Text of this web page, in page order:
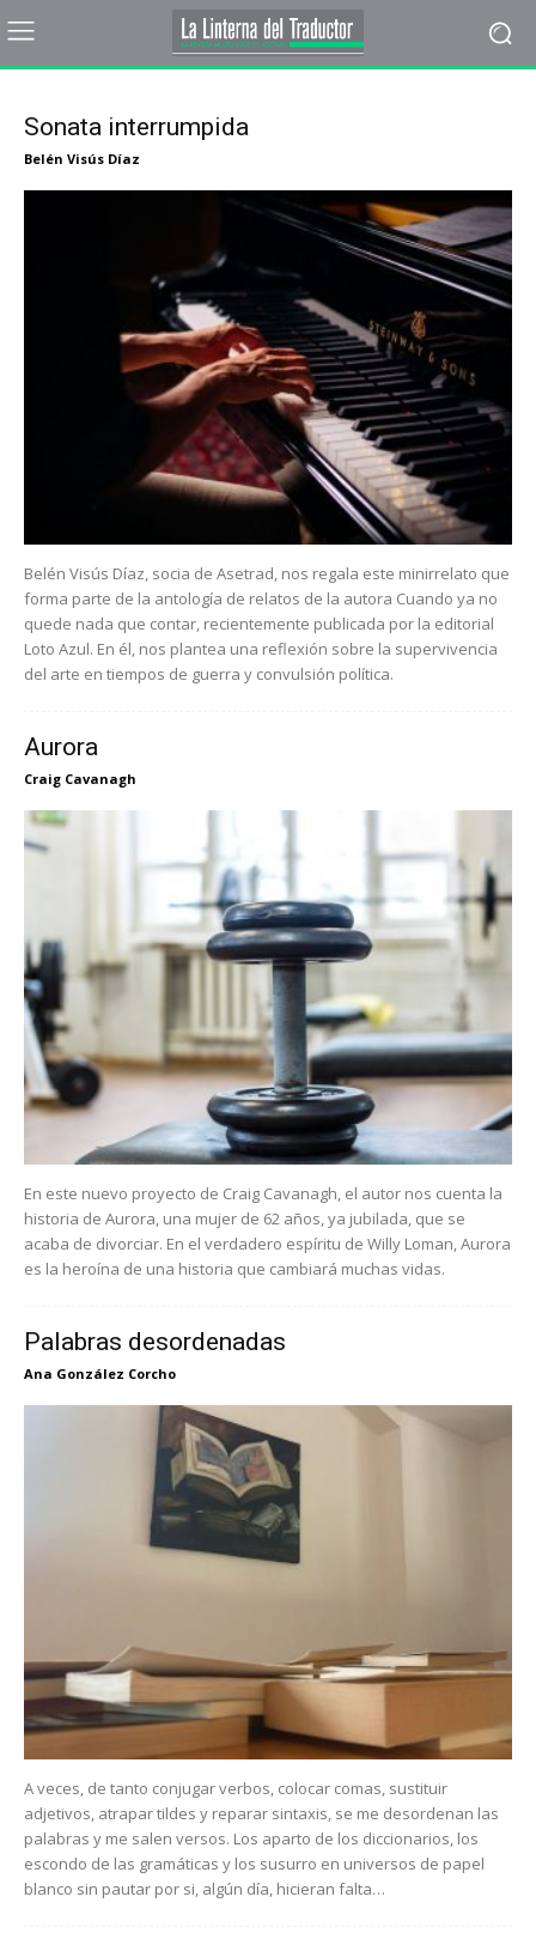
Sonata interrumpida
Belén Visús Díaz
Belén Visús Díaz, socia de Asetrad, nos regala este minirrelato que
forma parte de la antología de relatos de la autora Cuando ya no
quede nada que contar, recientemente publicada por la editorial
Loto Azul. En él, nos plantea una reflexión sobre la supervivencia
del arte en tiempos de guerra y convulsión política.
Aurora
Craig Cavanagh
En este nuevo proyecto de Craig Cavanagh, el autor nos cuenta la
historia de Aurora, una mujer de 62 años, ya jubilada, que se
acaba de divorciar. En el verdadero espíritu de Willy Loman, Aurora
es la heroína de una historia que cambiará muchas vidas.
Palabras desordenadas
Ana González Corcho
A veces, de tanto conjugar verbos, colocar comas, sustituir
adjetivos, atrapar tildes y reparar sintaxis, se me desordenan las
palabras y me salen versos. Los aparto de los diccionarios, los
escondo de las gramáticas y los susurro en universos de papel
blanco sin pautar por si, algún día, hicieran falta…